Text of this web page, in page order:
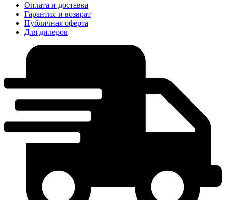
Оплата и доставка
Гарантия и возврат
Публичная оферта
Для дилеров